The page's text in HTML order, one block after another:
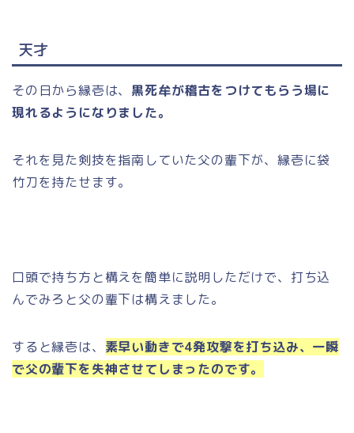
天才
その日から縁壱は、 黒死牟が稽古をつけてもらう場に
現れるようになりました。
それを見た剣技を指南していた父の輩下が、縁壱に袋
竹刀を持たせます。
口頭で持ち方と構えを簡単に説明しただけで、打ち込
んでみろと父の輩下は構えました。
すると縁壱は、 素早い動きで4発攻撃を打ち込み、一瞬
で父の輩下を失神させてしまったのです。